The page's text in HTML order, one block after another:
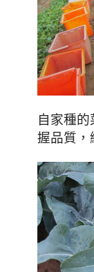
自家種
握品質，